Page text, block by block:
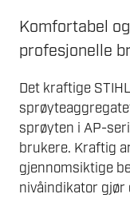
Komfortabel
profesjonelle
Det kraftige
sprøyten i AP-
brukere. Kraftig
gjennomsiktige
nivåindikator gjør